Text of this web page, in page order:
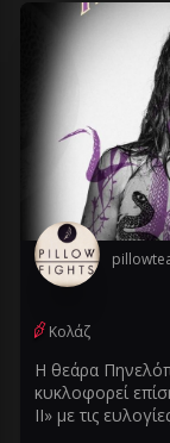
Κολάζ
Η θεάρα
κυκλοφορεί
II» με τις